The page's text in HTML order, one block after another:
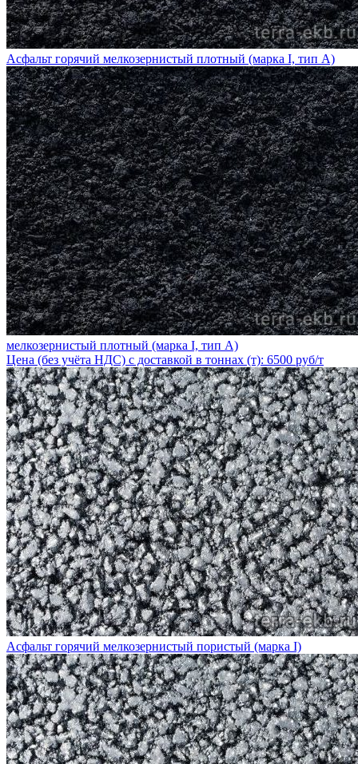
Асфальт горячий мелкозернистый плотный (марка I, тип А)
мелкозернистый плотный (марка I, тип А)
Цена (без учёта НДС) с доставкой в тоннах (т): 6500 руб/т
Асфальт горячий мелкозернистый пористый (марка I)